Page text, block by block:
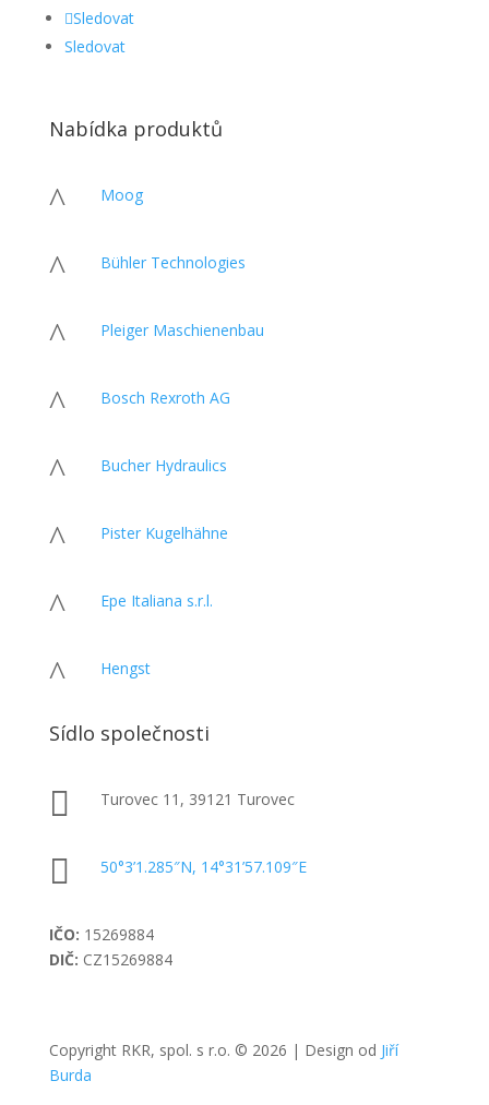
Sledovat
Sledovat
Nabídka produktů
^ Moog
^ Bühler Technologies
^ Pleiger Maschienenbau
^ Bosch Rexroth AG
^ Bucher Hydraulics
^ Pister Kugelhähne
^ Epe Italiana s.r.l.
^ Hengst
Sídlo společnosti
 Turovec 11, 39121 Turovec
 50°3’1.285″N, 14°31’57.109″E
IČO: 15269884
DIČ: CZ15269884
Copyright RKR, spol. s r.o. © 2026 | Design od Jiří
Burda